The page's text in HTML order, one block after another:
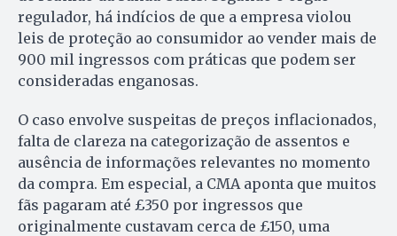
regulador, há indícios de que a empresa violou
leis de proteção ao consumidor ao vender mais de
900 mil ingressos com práticas que podem ser
consideradas enganosas.
O caso envolve suspeitas de preços inflacionados,
falta de clareza na categorização de assentos e
ausência de informações relevantes no momento
da compra. Em especial, a CMA aponta que muitos
fãs pagaram até £350 por ingressos que
originalmente custavam cerca de £150, uma